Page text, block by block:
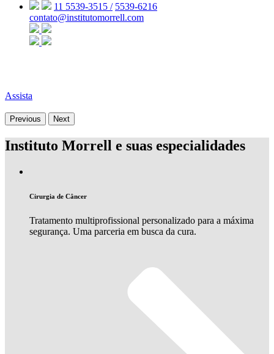
11 5539-3515 / 5539-6216
contato@institutomorrell.com
Assista
Previous Next
Instituto Morrell e suas especialidades
Cirurgia de Câncer
Tratamento multiprofissional personalizado para a máxima
segurança. Uma parceria em busca da cura.